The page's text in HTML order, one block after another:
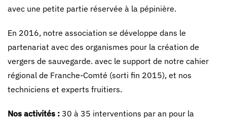
avec une petite partie réservée à la pépinière.
En 2016, notre association se développe dans le
partenariat avec des organismes pour la création de
vergers de sauvegarde. avec le support de notre cahier
régional de Franche-Comté (sorti fin 2015), et nos
techniciens et experts fruitiers.
Nos activités : 30 à 35 interventions par an pour la